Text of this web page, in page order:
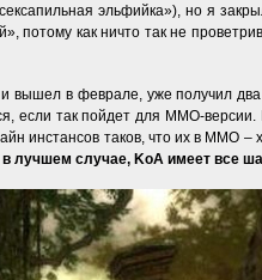
эльфийка»), но я
потому как ничто так не
вышел в феврале, уже получил
если так пойдет для ММО-
инстансов таков, что их в ММО –
случае, KoA имеет все